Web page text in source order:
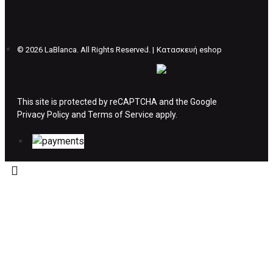
ΔΙΚΑΙΩΜΑ ΥΠΑΝΑΧΩΡΗΣΗΣ-ΕΠΙΣΤΡΟΦΗ
Η επιστροφή χρημάτων ακολουθείται στις
Το προϊόν θα πρέπει να βρίσκεται στην αρχική
© 2026 LaBlanca. All Rights Reserved. | Κατασκευή eshop
This site is protected by reCAPTCHA and the Google
Privacy Policyand Terms of Service apply.